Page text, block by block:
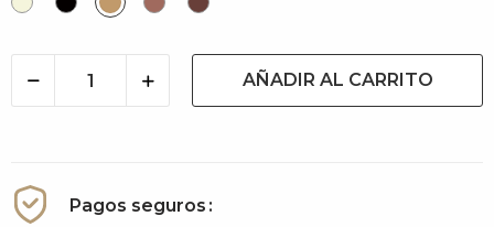
AÑADIR AL CARRITO
Pagos seguros